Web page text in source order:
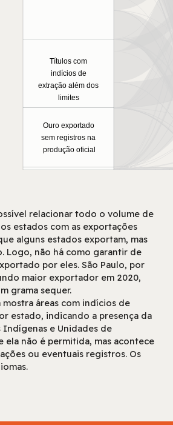
Ouro exportado
sem registros na
produção oficial
Títulos com
indícios de
extração além dos
limites
relacionar todo o volume de
estados com as exportações
alguns estados exportam, mas
Logo, não há como garantir de
por eles. São Paulo, por
maior exportador em 2020,
grama sequer.
mostra áreas com indícios de
estado, indicando a presença da
Indígenas e Unidades de
ela não é permitida, mas acontece
ou eventuais registros. Os